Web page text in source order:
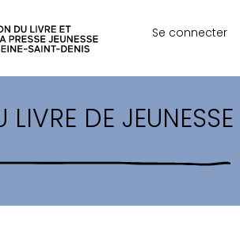
Se connecter
LIVRE DE JEUNESSE